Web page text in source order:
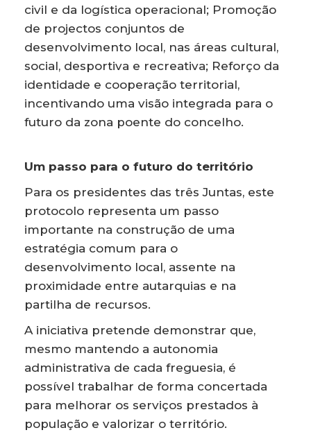
civil e da logística operacional; Promoção
de projectos conjuntos de
desenvolvimento local, nas áreas cultural,
social, desportiva e recreativa; Reforço da
identidade e cooperação territorial,
incentivando uma visão integrada para o
futuro da zona poente do concelho.
Um passo para o futuro do território
Para os presidentes das três Juntas, este
protocolo representa um passo
importante na construção de uma
estratégia comum para o
desenvolvimento local, assente na
proximidade entre autarquias e na
partilha de recursos.
A iniciativa pretende demonstrar que,
mesmo mantendo a autonomia
administrativa de cada freguesia, é
possível trabalhar de forma concertada
para melhorar os serviços prestados à
população e valorizar o território.